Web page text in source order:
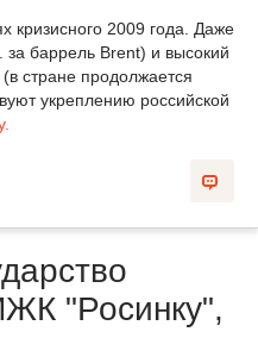
кризисного 2009 года. Даже
баррель Brent) и высокий
стране продолжается
укреплению российской
"Росинку",